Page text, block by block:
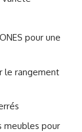
pour une
le rangement
meubles pour